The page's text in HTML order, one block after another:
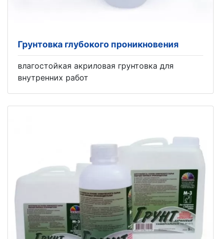
Грунтовка глубокого проникновения
влагостойкая акриловая грунтовка для
внутренних работ